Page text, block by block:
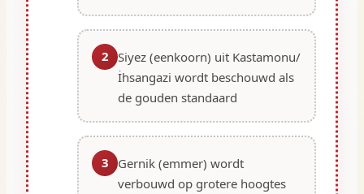
2 Siyez (eenkoorn) uit Kastamonu/
İhsangazi wordt beschouwd als
de gouden standaard
3
Gernik (emmer) wordt
verbouwd op grotere hoogtes